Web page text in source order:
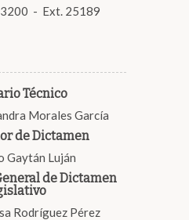
- Ext. 25189
Técnico
Morales García
de Dictamen
Gaytán Luján
de Dictamen
Rodríguez Pérez